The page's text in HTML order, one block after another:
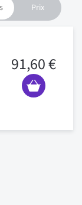
91,60 €